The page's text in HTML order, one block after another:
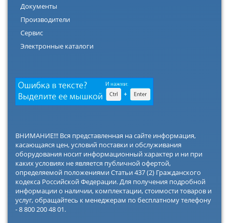
Документы
Производители
Сервис
Электронные каталоги
ВНИМАНИЕ!!! Вся представленная на сайте информация,
касающаяся цен, условий поставки и обслуживания
оборудования носит информационный характер и ни при
каких условиях не является публичной офертой,
определяемой положениями Статьи 437 (2) Гражданского
кодекса Российской Федерации. Для получения подробной
информации о наличии, комплектации, стоимости товаров и
услуг, обращайтесь к менеджерам по бесплатному телефону
- 8 800 200 48 01.